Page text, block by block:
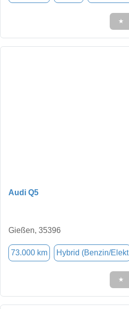
★
Audi Q5
Gießen, 35396
73.000 km Hybrid (Benzin/Elekt
★